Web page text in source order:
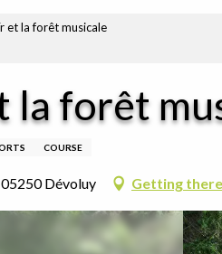
et la forêt musicale
la forêt
COURSE
Dévoluy Getting there